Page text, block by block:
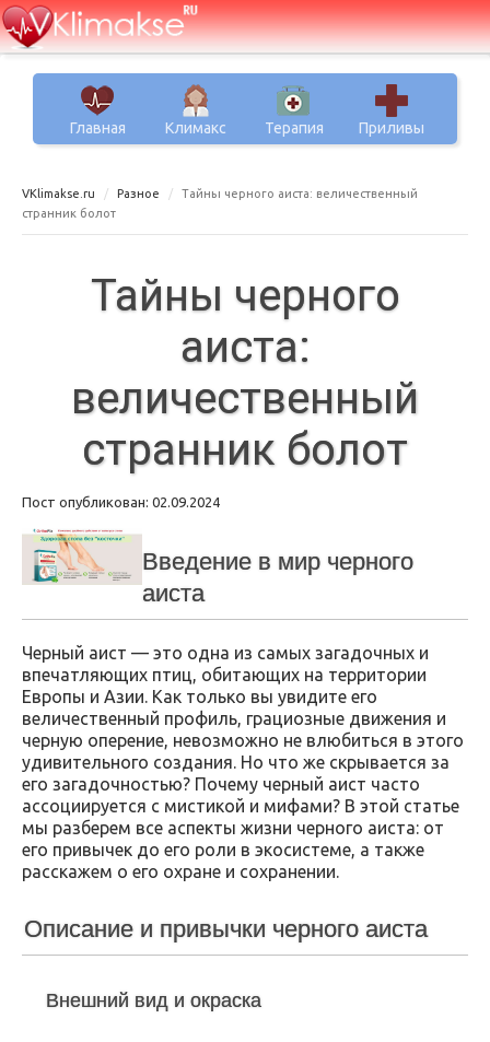
Главная Климакс Терапия Приливы
VKlimakse.ru Разное
Тайны черного аиста: величественный
странник болот
Тайны черного
аиста:
величественный
странник болот
Пост опубликован: 02.09.2024
Введение в мир черного
аиста
Черный аист — это одна из самых загадочных и
впечатляющих птиц, обитающих на территории
Европы и Азии. Как только вы увидите его
величественный профиль, грациозные движения и
черную оперение, невозможно не влюбиться в этого
удивительного создания. Но что же скрывается за
его загадочностью? Почему черный аист часто
ассоциируется с мистикой и мифами? В этой статье
мы разберем все аспекты жизни черного аиста: от
его привычек до его роли в экосистеме, а также
расскажем о его охране и сохранении.
Описание и привычки черного аиста
Внешний вид и окраска